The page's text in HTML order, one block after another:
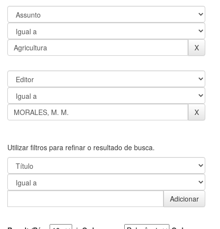
Utilizar filtros para refinar o resultado de busca.